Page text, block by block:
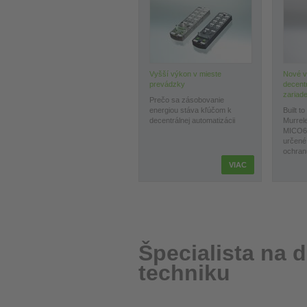
Vyšší výkon v mieste
prevádzky
Prečo sa zásobovanie
energiou stáva kľúčom k
decentrálnej automatizácii
VIAC
Nové
Built
Špecialista na
techniku